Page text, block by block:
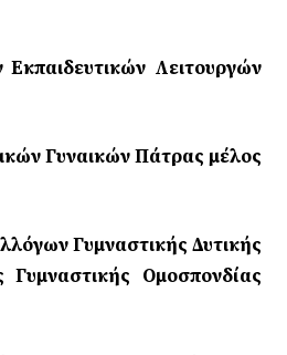
Εκπαιδευτικών Λειτουργών
Γυναικών Πάτρας μέλος
Γυμναστικής Δυτικής
Ομοσπονδίας